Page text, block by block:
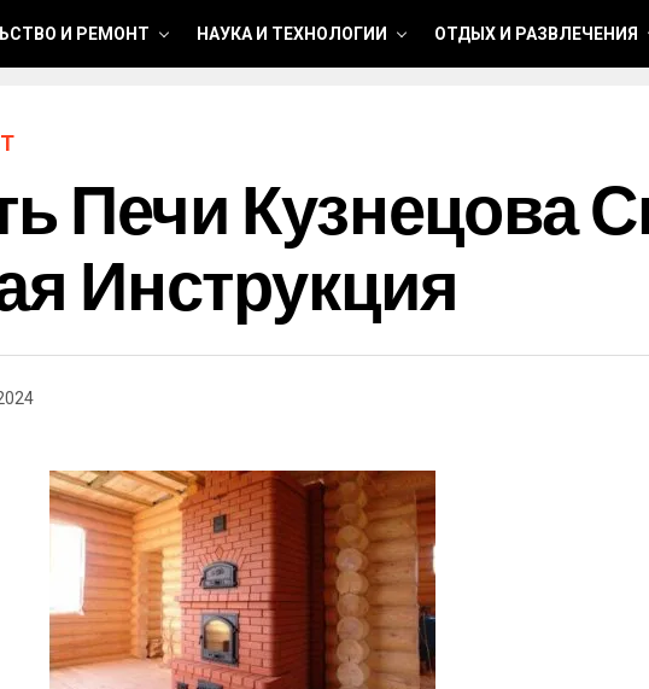
И РЕМОНТ НАУКА И ТЕХНОЛОГИИ ОТДЫХ И РАЗВЛЕЧЕНИЯ
Печи Кузнецова
Инструкция